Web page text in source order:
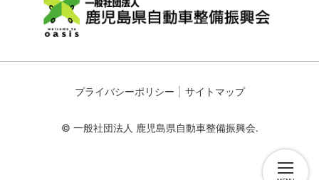
プライバシーポリシー サイトマップ
© 一般社団法人 鹿児島県自動車整備振興会.